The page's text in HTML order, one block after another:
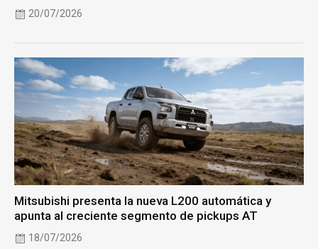
20/07/2026
Mitsubishi presenta la nueva L200 automática y
apunta al creciente segmento de pickups AT
18/07/2026